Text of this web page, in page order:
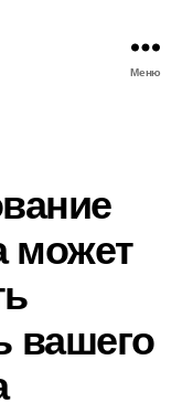
Меню
может
вашего